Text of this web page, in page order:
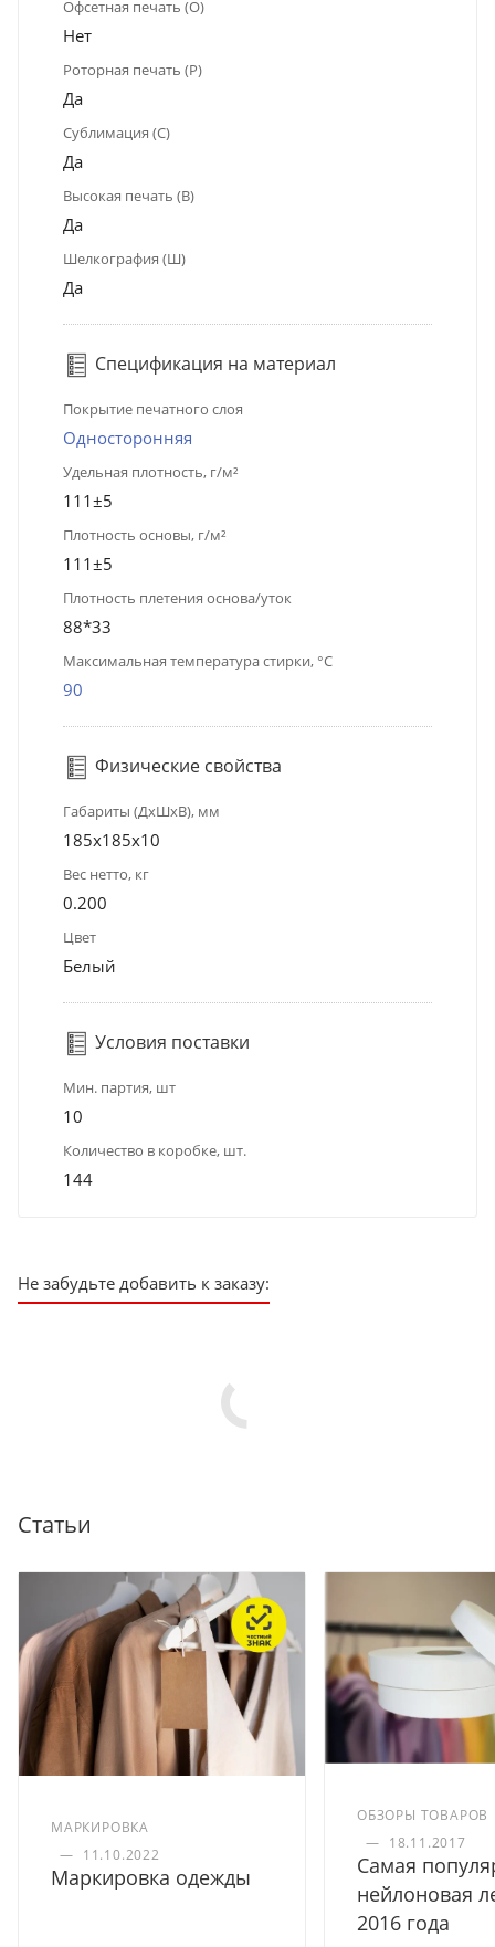
Офсетная печать (О)
Нет
Роторная печать (Р)
Да
Сублимация (С)
Да
Высокая печать (В)
Да
Шелкография (Ш)
Да
Спецификация на материал
Покрытие печатного слоя
Односторонняя
Удельная плотность, г/м²
111±5
Плотность основы, г/м²
111±5
Плотность плетения основа/уток
88*33
Максимальная температура стирки, °C
90
Физические свойства
Габариты (ДхШхВ), мм
185х185х10
Вес нетто, кг
0.200
Цвет
Белый
Условия поставки
Мин. партия, шт
10
Количество в коробке, шт.
144
Не забудьте добавить к заказу:
Статьи
МАРКИРОВКА
— 11.10.2022
Маркировка одежды
ОБЗОРЫ ТОВАРОВ
— 18.11.2017
Самая
нейлоновая
2016 года